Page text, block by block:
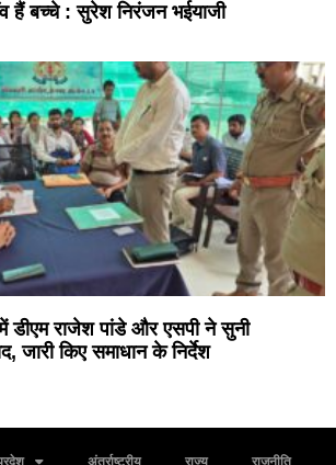
हैं बच्चे : सुरेश निरंजन भईयाजी
डीएम राजेश पांडे और एसपी ने सुनी
जारी किए समाधान के निर्देश